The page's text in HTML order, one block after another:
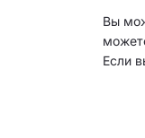
Вы
Если